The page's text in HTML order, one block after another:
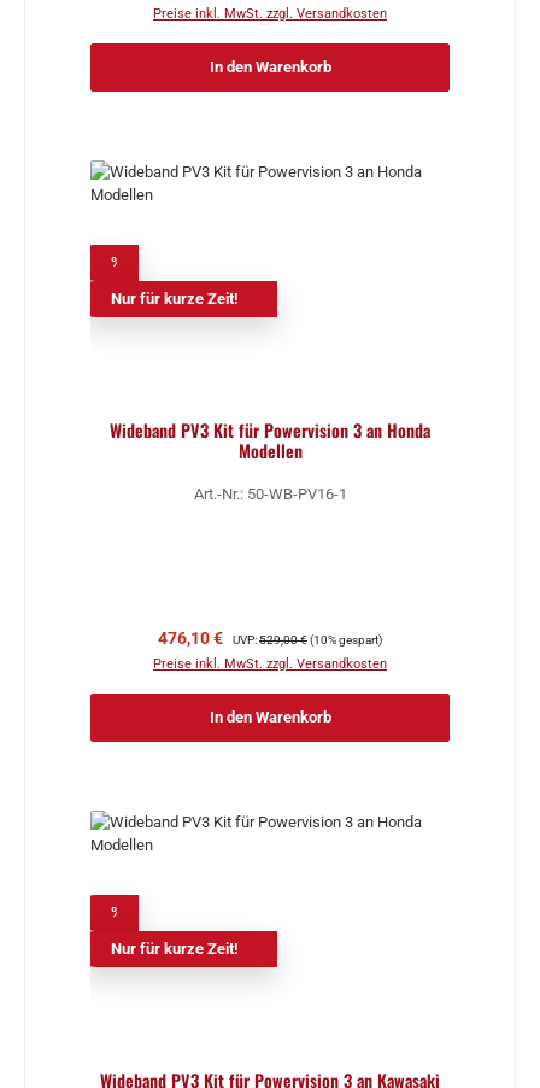
Preise inkl. MwSt. zzgl. Versandkosten
In den Warenkorb
Nur für kurze Zeit!
Wideband PV3 Kit für Powervision 3 an Honda
Modellen
Art.-Nr.: 50-WB-PV16-1
Verkaufspreis:
476,10 € Regulärer Preis:
UVP:529,00 €(10% gespart)
Preise inkl. MwSt. zzgl. Versandkosten
In den Warenkorb
Nur für kurze Zeit!
Wideband PV3 Kit für Powervision 3 an Kawasaki